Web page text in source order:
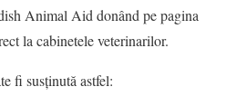
Animal Aid donând pe pagina
la cabinetele veterinarilor.
fi susținută astfel: